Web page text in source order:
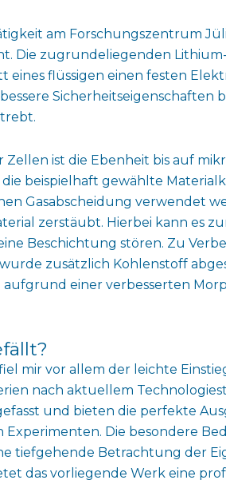
am Forschungszentrum
Die zugrundeliegenden
flüssigen einen festen
Sicherheitseigenschaften
ist die Ebenheit bis auf
beispielhaft gewählte
Gasabscheidung verwendet
zerstäubt. Hierbei kann es
Beschichtung stören. Zu
zusätzlich Kohlenstoff
einer verbesserten
mir vor allem der leichte
nach aktuellem
und bieten die perfekte
Die besondere
tiefgehende Betrachtung der
das vorliegende Werk eine